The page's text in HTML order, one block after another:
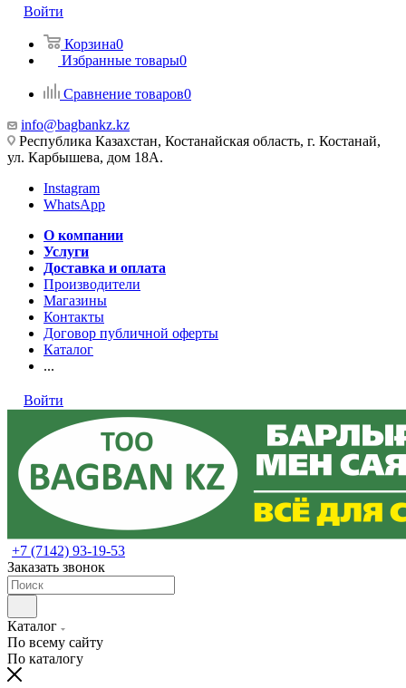
Войти
Корзина0
Избранные товары0
Сравнение товаров0
info@bagbankz.kz
Республика Казахстан, Костанайская область, г. Костанай,
ул. Карбышева, дом 18А.
Instagram
WhatsApp
О компании
Услуги
Доставка и оплата
Производители
Магазины
Контакты
Договор публичной оферты
Каталог
...
Войти
+7 (7142) 93-19-53
Заказать звонок
Каталог
По всему сайту
По каталогу